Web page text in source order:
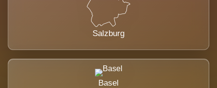
Salzburg
Basel